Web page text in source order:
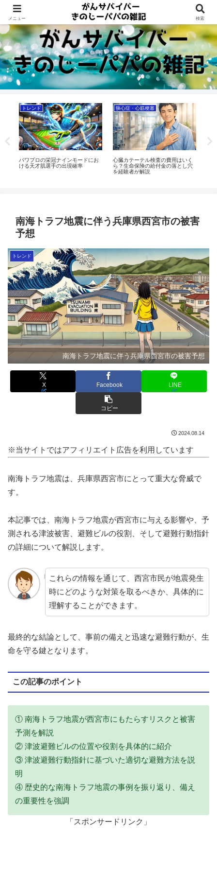
Dreams beyond 60s
トレンド
パワプロの栄冠ナインモードにお
ける天才肌選手の出現確率
狭心症・心筋梗塞
心臓カテーテル検査の費用はいく
ら？生命保険の給付金の落とし穴
を経験者が解説
南海トラフ地震に伴う兵庫県西宮市の被害
予想
トレンド
南海トラフ地震に伴う兵庫県西宮市の被害予想
X Facebook LINE
コピー
2024.08.14
※当サイトではアフィリエイト広告を利用しています
南海トラフ地震は、兵庫県西宮市にとって重大な脅威で
す。
本記事では、南海トラフ地震が西宮市に与える影響や、予
測される津波被害、避難ビルの役割、そして避難行動指針
の詳細について解説します。
これらの情報を通じて、西宮市民が地震発生
時にどのような対策を取るべきか、具体的に
理解することができます。
最終的な結論として、事前の備えと迅速な避難行動が、生
命を守る鍵となります。
この記事のポイント
① 南海トラフ地震が西宮市にもたらすリスクと被害
予測を解説
② 津波避難ビルの位置や役割を具体的に紹介
③ 津波避難行動指針に基づいた適切な避難方法を説
明
④ 歴史的な南海トラフ地震の事例を振り返り、備え
の重要性を強調
「スポンサードリンク」
メニュー 検索